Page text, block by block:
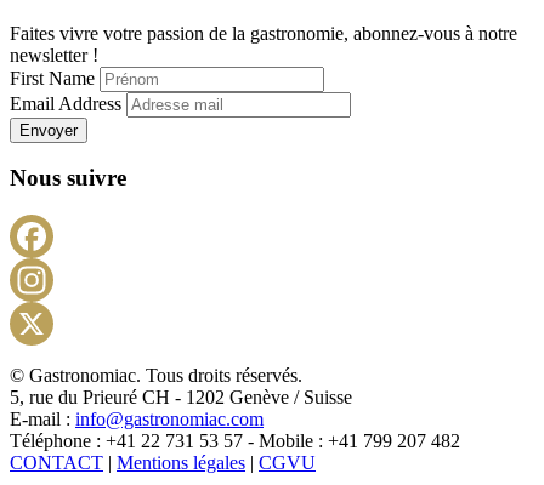
Faites vivre votre passion de la gastronomie, abonnez-vous à notre
newsletter !
First Name
Email Address
Envoyer
Nous suivre
X
© Gastronomiac. Tous droits réservés.
5, rue du Prieuré CH - 1202 Genève / Suisse
E-mail : info@gastronomiac.com
Téléphone : +41 22 731 53 57 - Mobile : +41 799 207 482
CONTACT | Mentions légales | CGVU